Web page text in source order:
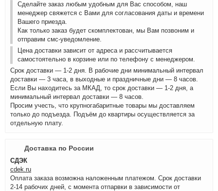
Сделайте заказ любым удобным для Вас способом, наш
менеджер свяжется с Вами для согласования даты и времени
Вашего приезда.
Как только заказ будет скомплектован, мы Вам позвоним и
отправим смс-уведомление.
Цена доставки зависит от адреса и рассчитывается
самостоятельно в корзине или по телефону с менеджером.
Срок доставки — 1-2 дня. В рабочие дни минимальный интервал
доставки — 3 часа, в выходные и праздничные дни — 8 часов.
Если Вы находитесь за МКАД, то срок доставки — 1-2 дня, а
минимальный интервал доставки — 8 часов.
Просим учесть, что крупногабаритные товары мы доставляем
только до подъезда. Подъём до квартиры осуществляется за
отдельную плату.
Доставка по России
СДЭК
cdek.ru
Оплата заказа возможна наложенным платежом. Срок доставки
2-14 рабочих дней, с момента отпарвки в зависимости от